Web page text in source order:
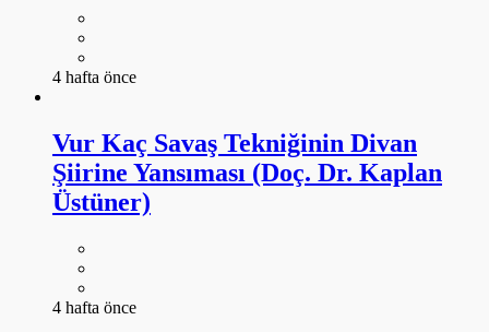
4 hafta önce
Vur Kaç Savaş Tekniğinin Divan
Şiirine Yansıması (Doç. Dr. Kaplan
Üstüner)
4 hafta önce